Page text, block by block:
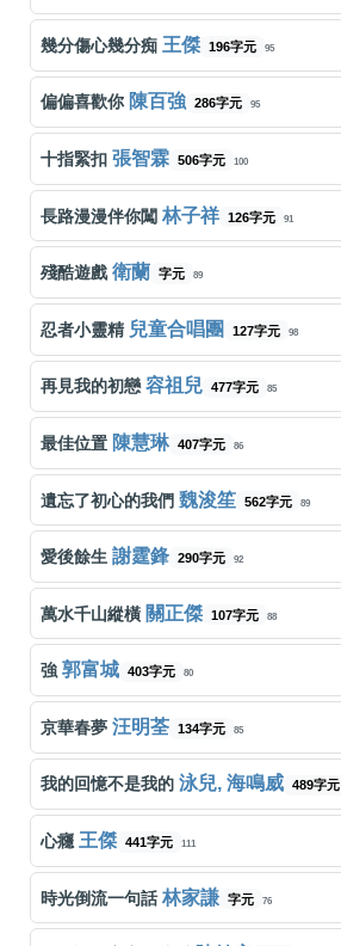
幾分傷心幾分痴 王傑 196字元 95
偏偏喜歡你 陳百強 286字元 95
十指緊扣 張智霖 506字元 100
長路漫漫伴你闖 林子祥 126字元 91
殘酷遊戲衛蘭 字元 89
忍者小靈精 兒童合唱團 127字元 98
再見我的初戀容祖兒 477字元 85
最佳位置 陳慧琳 407字元 86
遺忘了初心的我們 魏浚笙 562字元 89
愛後餘生 謝霆鋒 290字元 92
萬水千山縱橫 關正傑 107字元 88
強 郭富城 403字元 80
京華春夢 汪明荃 134字元 85
我的回憶不是我的 泳兒, 海鳴威 489字元
心癮 王傑 441字元 111
時光倒流一句話林家謙 字元 76